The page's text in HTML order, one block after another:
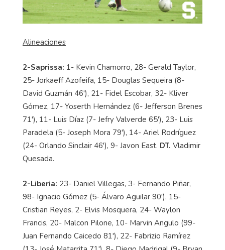
Alineaciones
2-Saprissa: 1- Kevin Chamorro, 28- Gerald Taylor,
25- Jorkaeff Azofeifa, 15- Douglas Sequeira (8-
David Guzmán 46'), 21- Fidel Escobar, 32- Kliver
Gómez, 17- Yoserth Hernández (6- Jefferson Brenes
71'), 11- Luis Díaz (7- Jefry Valverde 65'), 23- Luis
Paradela (5- Joseph Mora 79'), 14- Ariel Rodríguez
(24- Orlando Sinclair 46'), 9- Javon East. DT. Vladimir
Quesada.
2-Liberia: 23- Daniel Villegas, 3- Fernando Piñar,
98- Ignacio Gómez (5- Álvaro Aguilar 90'), 15-
Cristian Reyes, 2- Elvis Mosquera, 24- Waylon
Francis, 20- Malcon Pilone, 10- Marvin Angulo (99-
Juan Fernando Caicedo 81'), 22- Fabrizio Ramírez